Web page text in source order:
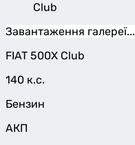
Club
Завантаження галереї...
FIAT 500X Club
140 к.с.
Бензин
АКП